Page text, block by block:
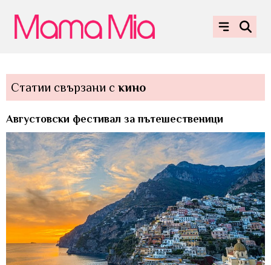
Статии свързани с кино
Августовски фестивал за пътешественици